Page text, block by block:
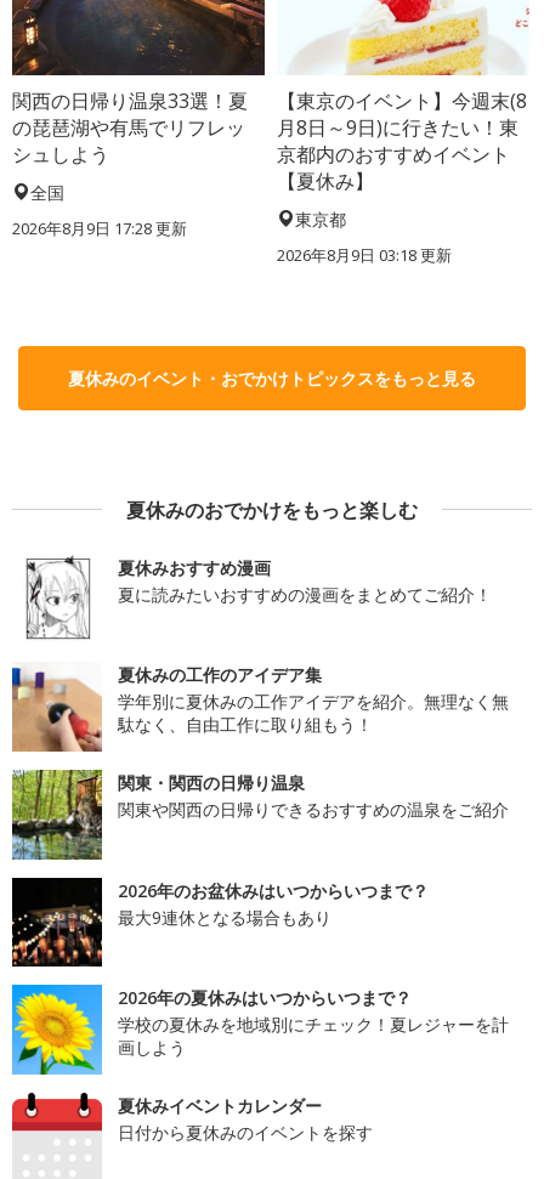
関西の日帰り温泉33選！夏
の琵琶湖や有馬でリフレッ
シュしよう
全国
2026年8月9日 17:28更新
【東京のイベント】今週末(8
月8日～9日)に行きたい！東
京都内のおすすめイベント
【夏休み】
東京都
2026年8月9日 03:18更新
夏休みのイベント・おでかけトピックスをもっと見る
夏休みのおでかけをもっと楽しむ
夏休みおすすめ漫画
夏に読みたいおすすめの漫画をまとめてご紹介！
夏休みの工作のアイデア集
学年別に夏休みの工作アイデアを紹介。無理なく無
駄なく、自由工作に取り組もう！
関東・関西の日帰り温泉
関東や関西の日帰りできるおすすめの温泉をご紹介
2026年のお盆休みはいつからいつまで？
最大9連休となる場合もあり
2026年の夏休みはいつからいつまで？
学校の夏休みを地域別にチェック！夏レジャーを計
画しよう
夏休みイベントカレンダー
日付から夏休みのイベントを探す